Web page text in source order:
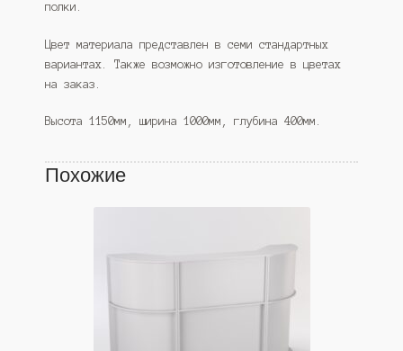
полки.
Цвет материала представлен в семи стандартных
вариантах. Также возможно изготовление в цветах
на заказ.
Высота 1150мм, ширина 1000мм, глубина 400мм.
Похожие